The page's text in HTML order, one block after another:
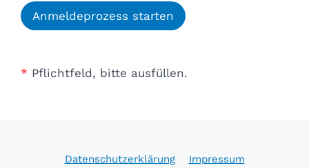
Anmeldeprozess starten
* Pflichtfeld, bitte ausfüllen.
Datenschutzerklärung Impressum